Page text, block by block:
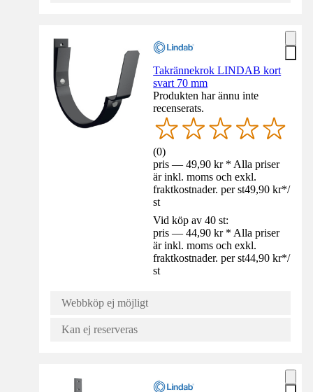
Takrännekrok LINDAB kort
svart 70 mm
Produkten har ännu inte
recenserats.
(0)
pris — 49,90 kr * Alla priser
är inkl. moms och exkl.
fraktkostnader. per st49,90 kr*/
st
Vid köp av 40 st:
pris — 44,90 kr * Alla priser
är inkl. moms och exkl.
fraktkostnader. per st44,90 kr*/
st
Webbköp ej möjligt
Kan ej reserveras